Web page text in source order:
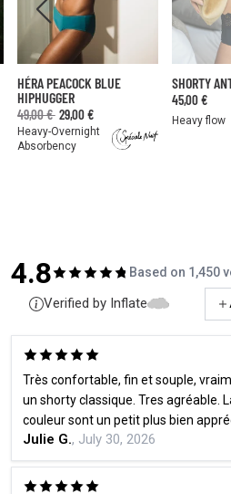
HÉRA PEACOCK BLUE
HIPHUGGER
49,00 € 29,00 €
Heavy-Overnight
Absorbency
SHORTY
45,00 €
Heavy flow
4.8 Based on 1,450
Verified by Inflate
Très confortable, fin et souple,
un shorty classique. Tres agréable.
couleur sont un petit plus bien
Julie G., July 30, 2026